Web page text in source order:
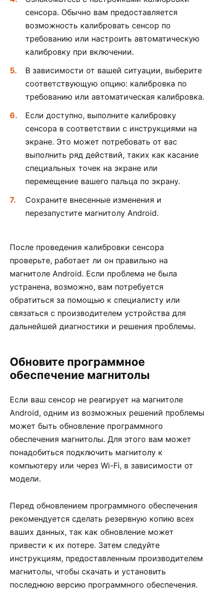
сенсора. Обычно вам предоставляется
возможность калибровать сенсор по
требованию или настроить автоматическую
калибровку при включении.
В зависимости от вашей ситуации, выберите
соответствующую опцию: калибровка по
требованию или автоматическая калибровка.
Если доступно, выполните калибровку
сенсора в соответствии с инструкциями на
экране. Это может потребовать от вас
выполнить ряд действий, таких как касание
специальных точек на экране или
перемещение вашего пальца по экрану.
Сохраните внесенные изменения и
перезапустите магнитолу Android.
После проведения калибровки сенсора
проверьте, работает ли он правильно на
магнитоле Android. Если проблема не была
устранена, возможно, вам потребуется
обратиться за помощью к специалисту или
связаться с производителем устройства для
дальнейшей диагностики и решения проблемы.
Обновите программное
обеспечение магнитолы
Если ваш сенсор не реагирует на магнитоле
Android, одним из возможных решений проблемы
может быть обновление программного
обеспечения магнитолы. Для этого вам может
понадобиться подключить магнитолу к
компьютеру или через Wi-Fi, в зависимости от
модели.
Перед обновлением программного обеспечения
рекомендуется сделать резервную копию всех
ваших данных, так как обновление может
привести к их потере. Затем следуйте
инструкциям, предоставленным производителем
магнитолы, чтобы скачать и установить
последнюю версию программного обеспечения.